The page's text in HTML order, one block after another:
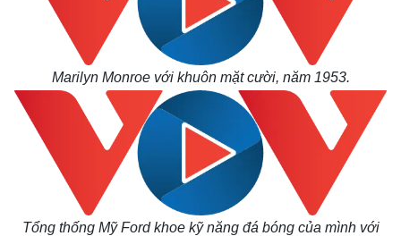
Marilyn Monroe với khuôn mặt cười, năm 1953.
Tổng thống Mỹ Ford khoe kỹ năng đá bóng của mình với